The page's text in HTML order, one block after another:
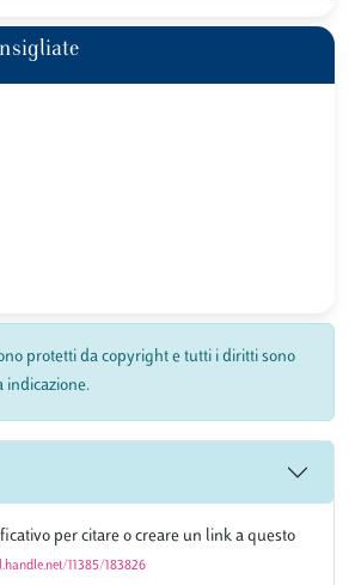
protetti da copyright e tutti i diritti sono
indicazione.
per citare o creare un link a questo
11385/183826